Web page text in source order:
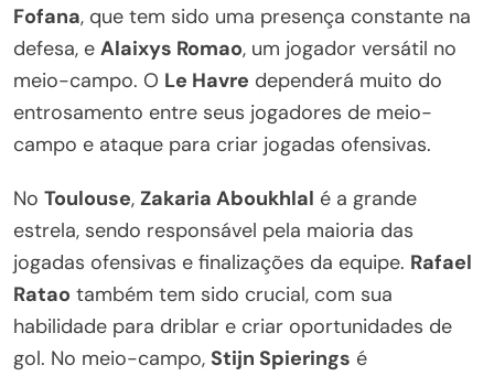
Fofana, que tem sido uma presença constante na
defesa, e Alaixys Romao, um jogador versátil no
meio-campo. O Le Havre dependerá muito do
entrosamento entre seus jogadores de meio-
campo e ataque para criar jogadas ofensivas.
No Toulouse, Zakaria Aboukhlal é a grande
estrela, sendo responsável pela maioria das
jogadas ofensivas e finalizações da equipe. Rafael
Ratao também tem sido crucial, com sua
habilidade para driblar e criar oportunidades de
gol. No meio-campo, Stijn Spierings é